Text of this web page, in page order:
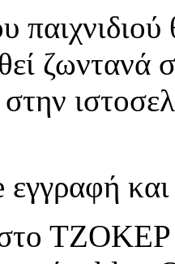
εγγραφή
στο